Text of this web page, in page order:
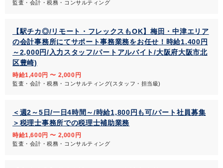
監査・会計・税務・コンサルティング
【駅チカ◎/リモート・フレックスもOK】梅田・中津エリア
の会計事務所にてサポート事務業務をお任せ！時給1.400円
～2,000円/入力スタッフ/パートアルバイト/大阪府大阪市北
区豊崎)
時給1,400円 〜 2,000円
監査・会計・税務・コンサルティング(スタッフ・担当級)
＜週2～5日/一日4時間～/時給1,800円も可/パート社員募集
＞税理士事務所での税理士補助業務
時給1,600円 〜 2,000円
監査・会計・税務・コンサルティング